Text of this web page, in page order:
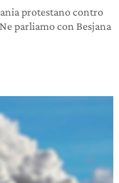
protestano contro
parliamo con Besjana